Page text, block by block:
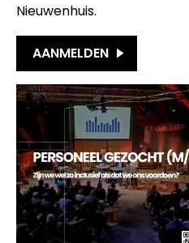
Nieuwenhuis.
AANMELDEN